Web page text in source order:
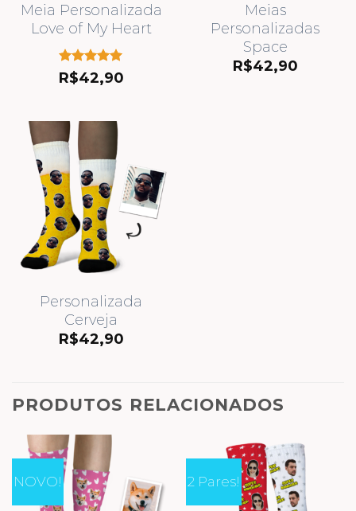
Meia Personalizada
Love of My Heart
Avaliação
5.00
de 5
R$42,90
Meias
Personalizadas
Space
R$42,90
Personalizada
Cerveja
R$42,90
PRODUTOS RELACIONADOS
NOVO! 2 Pares!